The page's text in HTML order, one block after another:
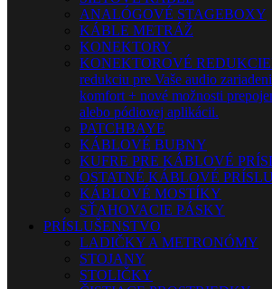
ANALÓGOVÉ STAGEBOXY
KÁBLE METRÁŽ
KONEKTORY
KONEKTOROVÉ REDUKCIE
redukciu pre Vaše audio
komfort + nové možnosti
alebo pódiovej aplikácii.
PATCHBAYE
KÁBLOVÉ BUBNY
KUFRE PRE KÁBLOVÉ
OSTATNÉ KÁBLOVÉ
KÁBLOVÉ MOSTÍKY
SŤAHOVACIE PÁSKY
PRÍSLUŠENSTVO
LADIČKY A METRONÓMY
STOJANY
STOLIČKY